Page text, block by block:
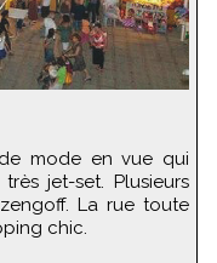
mode en vue qui
jet-set. Plusieurs
La rue toute
chic.